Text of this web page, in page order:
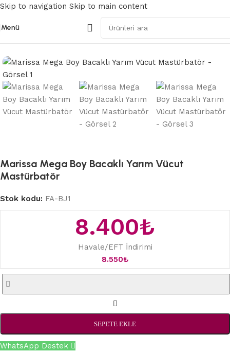
Skip to navigation Skip to main content
Menü
Kalça ve Yarım Vücut
Marissa Mega Boy Bacaklı Yarım Vücut
Mastürbatör
Stok kodu: FA-BJ1
8.400₺
Havale/EFT İndirimi
8.550₺
SEPETE EKLE
WhatsApp Destek